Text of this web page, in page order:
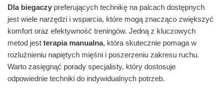
Dla biegaczy preferujących technikę na palcach dostępnych
jest wiele narzędzi i wsparcia, które mogą znacząco zwiększyć
komfort oraz efektywność treningów. Jedną z kluczowych
metod jest terapia manualna, która skutecznie pomaga w
rozluźnieniu napiętych mięśni i poszerzeniu zakresu ruchu.
Warto zasięgnąć porady specjalisty, który dostosuje
odpowiednie techniki do indywidualnych potrzeb.